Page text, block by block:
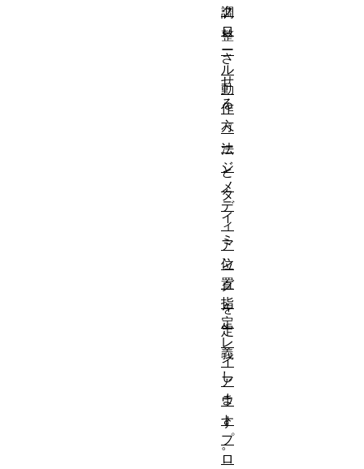
調
整
さ
せ
る
方
法
と
タ
イ
ミ
ン
グ
を
定
義
し
ま
す
。
ク
ロ
ー
ル
動
作
ペ
ー
ジ
メ
デ
ィ
ア
位
置
指
定
レ
イ
ア
ウ
ト
プ
ロ